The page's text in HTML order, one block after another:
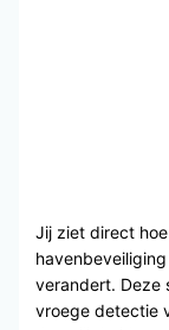
Jij ziet direct hoe
verandert. Deze
vroege detectie